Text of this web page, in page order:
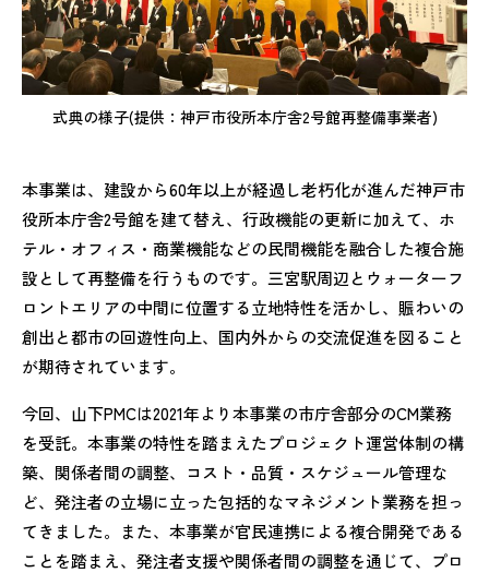
式典の様子(提供：神戸市役所本庁舎2号館再整備事業者)
本事業は、建設から60年以上が経過し老朽化が進んだ神戸市
役所本庁舎2号館を建て替え、行政機能の更新に加えて、ホ
テル・オフィス・商業機能などの民間機能を融合した複合施
設として再整備を行うものです。三宮駅周辺とウォーターフ
ロントエリアの中間に位置する立地特性を活かし、賑わいの
創出と都市の回遊性向上、国内外からの交流促進を図ること
が期待されています。
今回、山下PMCは2021年より本事業の市庁舎部分のCM業務
を受託。本事業の特性を踏まえたプロジェクト運営体制の構
築、関係者間の調整、コスト・品質・スケジュール管理な
ど、発注者の立場に立った包括的なマネジメント業務を担っ
てきました。また、本事業が官民連携による複合開発である
ことを踏まえ、発注者支援や関係者間の調整を通じて、プロ